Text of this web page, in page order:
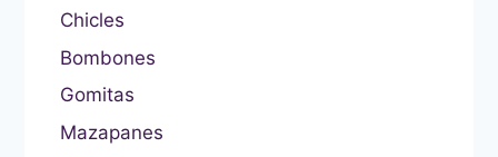
Chicles
Bombones
Gomitas
Mazapanes